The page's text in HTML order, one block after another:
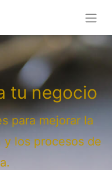
tu negocio
para mejorar la
los procesos de